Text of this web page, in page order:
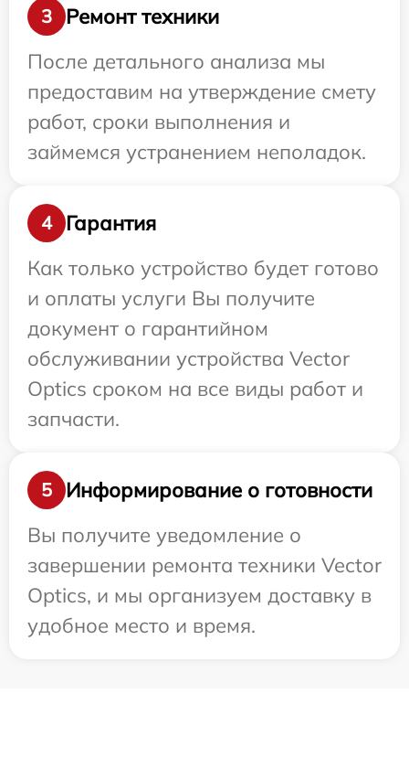
3
Ремонт техники
После детального анализа мы
предоставим на утверждение смету
работ, сроки выполнения и
займемся устранением неполадок.
4
Гарантия
Как только устройство будет готово
и оплаты услуги Вы получите
документ о гарантийном
обслуживании устройства Vector
Optics сроком на все виды работ и
запчасти.
5
Информирование о готовности
Вы получите уведомление о
завершении ремонта техники Vector
Optics, и мы организуем доставку в
удобное место и время.